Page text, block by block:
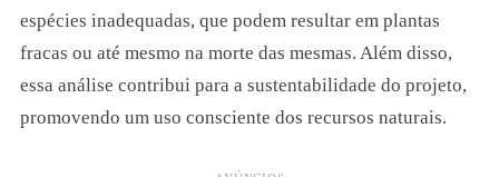
espécies inadequadas, que podem resultar em plantas
fracas ou até mesmo na morte das mesmas. Além disso,
essa análise contribui para a sustentabilidade do projeto,
promovendo um uso consciente dos recursos naturais.